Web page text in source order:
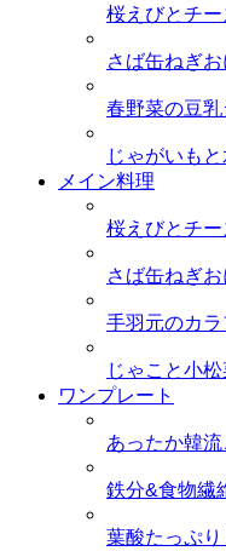
桜えびとチ
さば缶ねぎお
春野菜の豆
じゃがいも
メイン料理
桜えびとチ
さば缶ねぎお
手羽元のカ
じゃこと小
ワンプレート
あったか韓
鉄分&食物繊
葉酸たっぷ